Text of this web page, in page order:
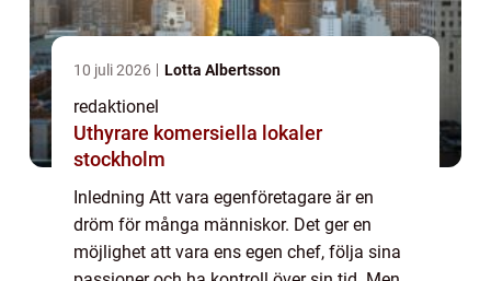
10 juli 2026 Lotta Albertsson
redaktionel
Uthyrare komersiella lokaler
stockholm
Inledning Att vara egenföretagare är en
dröm för många människor. Det ger en
möjlighet att vara ens egen chef, följa sina